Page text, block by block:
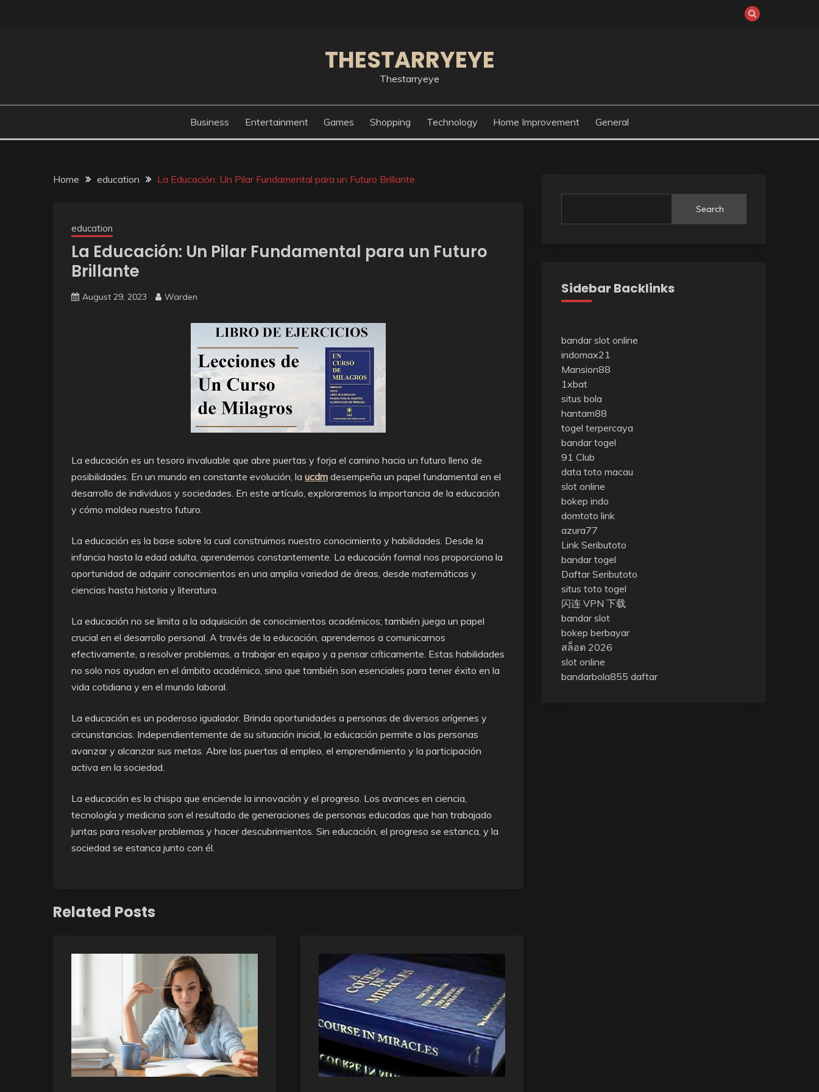
THESTARRYEYE
Thestarryeye
Business Entertainment Games Shopping Technology Home Improvement General
Home education La Educación: Un Pilar Fundamental para un Futuro Brillante
education
La Educación: Un Pilar Fundamental para un Futuro
Brillante
August 29, 2023 Warden
La educación es un tesoro invaluable que abre puertas y forja el camino hacia un futuro lleno de
posibilidades. En un mundo en constante evolución, la ucdm desempeña un papel fundamental en el
desarrollo de individuos y sociedades. En este artículo, exploraremos la importancia de la educación
y cómo moldea nuestro futuro.
La educación es la base sobre la cual construimos nuestro conocimiento y habilidades. Desde la
infancia hasta la edad adulta, aprendemos constantemente. La educación formal nos proporciona la
oportunidad de adquirir conocimientos en una amplia variedad de áreas, desde matemáticas y
ciencias hasta historia y literatura.
La educación no se limita a la adquisición de conocimientos académicos; también juega un papel
crucial en el desarrollo personal. A través de la educación, aprendemos a comunicarnos
efectivamente, a resolver problemas, a trabajar en equipo y a pensar críticamente. Estas habilidades
no solo nos ayudan en el ámbito académico, sino que también son esenciales para tener éxito en la
vida cotidiana y en el mundo laboral.
La educación es un poderoso igualador. Brinda oportunidades a personas de diversos orígenes y
circunstancias. Independientemente de su situación inicial, la educación permite a las personas
avanzar y alcanzar sus metas. Abre las puertas al empleo, el emprendimiento y la participación
activa en la sociedad.
La educación es la chispa que enciende la innovación y el progreso. Los avances en ciencia,
tecnología y medicina son el resultado de generaciones de personas educadas que han trabajado
juntas para resolver problemas y hacer descubrimientos. Sin educación, el progreso se estanca, y la
sociedad se estanca junto con él.
Related Posts
Search
Sidebar Backlinks
bandar slot online
indomax21
Mansion88
1xbat
situs bola
hantam88
togel terpercaya
bandar togel
91 Club
data toto macau
slot online
bokep indo
domtoto link
azura77
Link Seributoto
bandar togel
Daftar Seributoto
situs toto togel
闪连 VPN 下载
bandar slot
bokep berbayar
สล็อต 2026
slot online
bandarbola855 daftar